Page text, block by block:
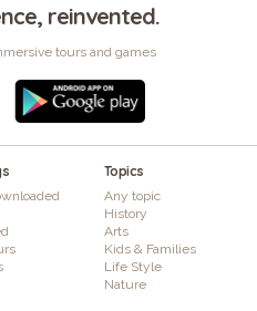
reinvented.
tours and games
Topics
Any topic
History
Arts
Kids & Families
Life Style
Nature